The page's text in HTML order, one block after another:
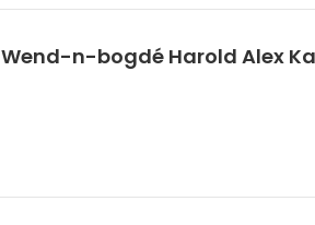
Wend-n-bogdé Harold Alex